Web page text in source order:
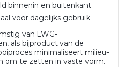
binnenin en buitenkant
voor dagelijks gebruik
van LWG-
als bijproduct van de
minimaliseert milieu-
om te zetten in vaste vorm.